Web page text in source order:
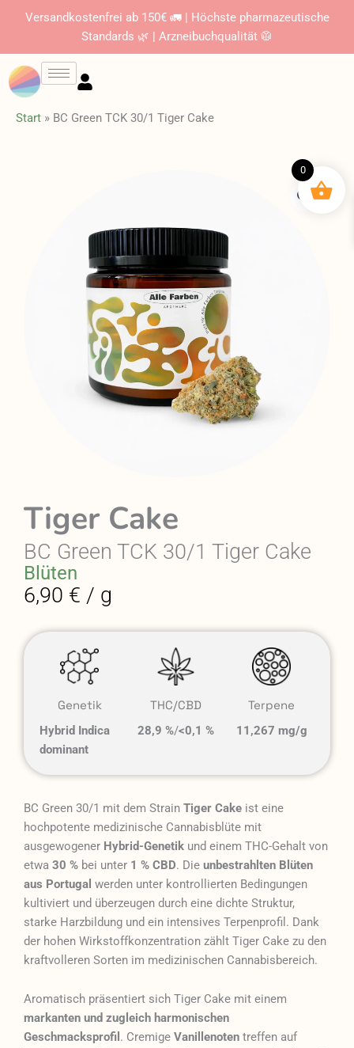
Versandkostenfrei ab 150€ 🚛 | Höchste pharmazeutische
Standards 🌿 | Arzneibuchqualität 🥼
Start » BC Green TCK 30/1 Tiger Cake
Tiger Cake
BC Green TCK 30/1 Tiger Cake
Blüten
6,90 € / g
Genetik
Hybrid Indica
dominant
THC/CBD
28,9 %/<0,1 %
Terpene
11,267 mg/g
BC Green 30/1 mit dem Strain Tiger Cake ist eine
hochpotente medizinische Cannabisblüte mit
ausgewogener Hybrid-Genetik und einem THC-Gehalt von
etwa 30 % bei unter 1 % CBD. Die unbestrahlten Blüten
aus Portugal werden unter kontrollierten Bedingungen
kultiviert und überzeugen durch eine dichte Struktur,
starke Harzbildung und ein intensives Terpenprofil. Dank
der hohen Wirkstoffkonzentration zählt Tiger Cake zu den
kraftvolleren Sorten im medizinischen Cannabisbereich.
Aromatisch präsentiert sich Tiger Cake mit einem
markanten und zugleich harmonischen
Geschmacksprofil . Cremige Vanillenoten treffen auf
0